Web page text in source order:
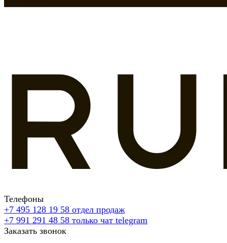
Телефоны
+7 495 128 19 58 отдел продаж
+7 991 291 48 58 только чат telegram
Заказать звонок